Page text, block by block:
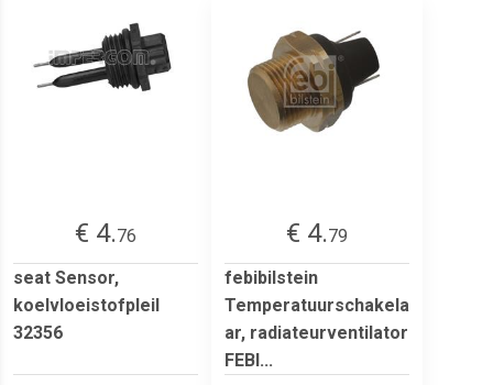
€ 4.76
seat Sensor,
koelvloeistofpleil
32356
€ 4.79
febibilstein
Temperatuurschakela
ar, radiateurventilator
FEBI...